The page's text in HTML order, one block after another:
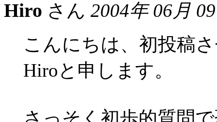
Hiro さん 2004年 06月
こんにちは、初投稿
Hiroと申します。